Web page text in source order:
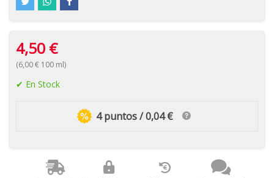
4,50 €
(6,00 € 100 ml)
En Stock
4 puntos / 0,04 €